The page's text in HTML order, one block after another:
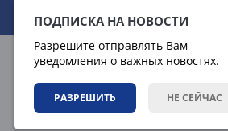
ПОДПИСКА НА НОВОСТИ
Разрешите отправлять Вам
уведомления о важных новостях.
РАЗРЕШИТЬ НЕ СЕЙЧАС
10.08.2026 15:22:49